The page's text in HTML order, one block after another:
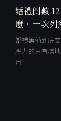
婚禮倒數
麼，一次列
婚禮籌備到底
壓力的只有場
月…